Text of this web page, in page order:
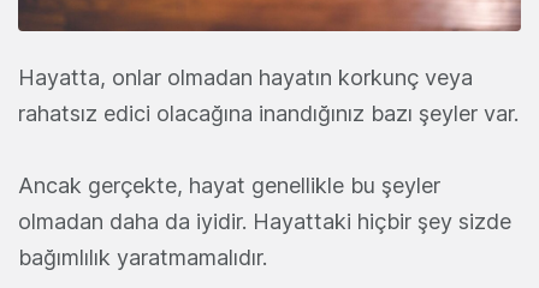
Hayatta, onlar olmadan hayatın korkunç veya
rahatsız edici olacağına inandığınız bazı şeyler var.
Ancak gerçekte, hayat genellikle bu şeyler
olmadan daha da iyidir. Hayattaki hiçbir şey sizde
bağımlılık yaratmamalıdır.